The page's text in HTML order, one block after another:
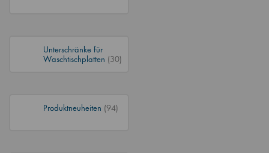
Unterschränke für
Waschtischplatten (30)
Produktneuheiten (94)